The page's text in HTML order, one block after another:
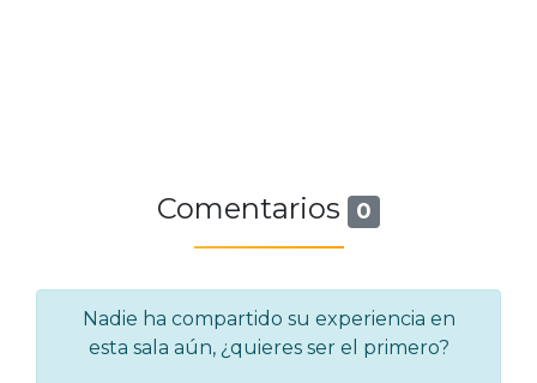
Comentarios 0
Nadie ha compartido su experiencia en
esta sala aún, ¿quieres ser el primero?